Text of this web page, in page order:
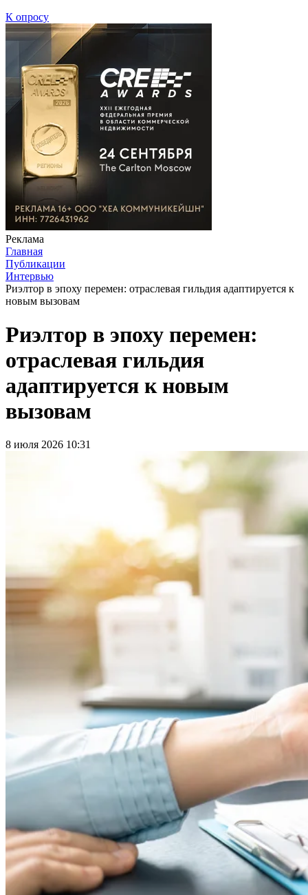
К опросу
Реклама
Главная
Публикации
Интервью
Риэлтор в эпоху перемен: отраслевая гильдия адаптируется к
новым вызовам
Риэлтор в эпоху перемен:
отраслевая гильдия
адаптируется к новым
вызовам
8 июля 2026 10:31